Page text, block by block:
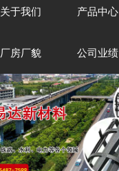
关于我们 产品中心
厂房厂貌 公司业绩